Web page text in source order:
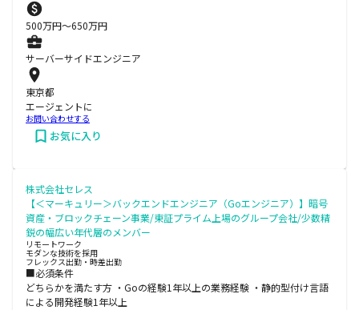
500万円〜650万円
サーバーサイドエンジニア
東京都
エージェントに
お問い合わせする
お気に入り
株式会社セレス
【＜マーキュリー＞バックエンドエンジニア（Goエンジニア）】暗号
資産・ブロックチェーン事業/東証プライム上場のグループ会社/少数精
鋭の幅広い年代層のメンバー
リモートワーク
モダンな技術を採用
フレックス出勤・時差出勤
■必須条件
どちらかを満たす方 ・Goの経験1年以上の業務経験 ・静的型付け言語
による開発経験1年以上